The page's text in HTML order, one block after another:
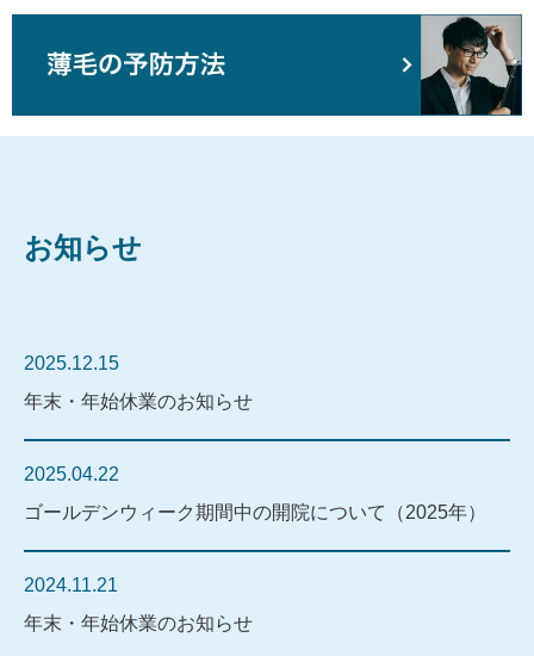
お知らせ
2025.12.15
年末・年始休業のお知らせ
2025.04.22
ゴールデンウィーク期間中の開院について（2025年）
2024.11.21
年末・年始休業のお知らせ